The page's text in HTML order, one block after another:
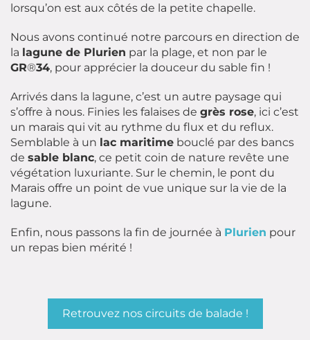
lorsqu’on est aux côtés de la petite chapelle.
Nous avons continué notre parcours en direction de
la lagune de Plurien par la plage, et non par le
GR®34, pour apprécier la douceur du sable fin !
Arrivés dans la lagune, c’est un autre paysage qui
s’offre à nous. Finies les falaises de grès rose, ici c’est
un marais qui vit au rythme du flux et du reflux.
Semblable à un lac maritime bouclé par des bancs
de sable blanc, ce petit coin de nature revête une
végétation luxuriante. Sur le chemin, le pont du
Marais offre un point de vue unique sur la vie de la
lagune.
Enfin, nous passons la fin de journée à Plurien pour
un repas bien mérité !
Retrouvez nos circuits de balade !